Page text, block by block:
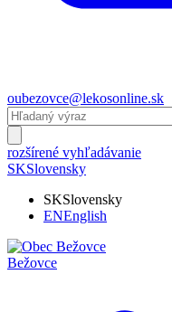
oubezovce@lekosonline.sk
rozšírené vyhľadávanie
SKSlovensky
SKSlovensky
ENEnglish
Bežovce